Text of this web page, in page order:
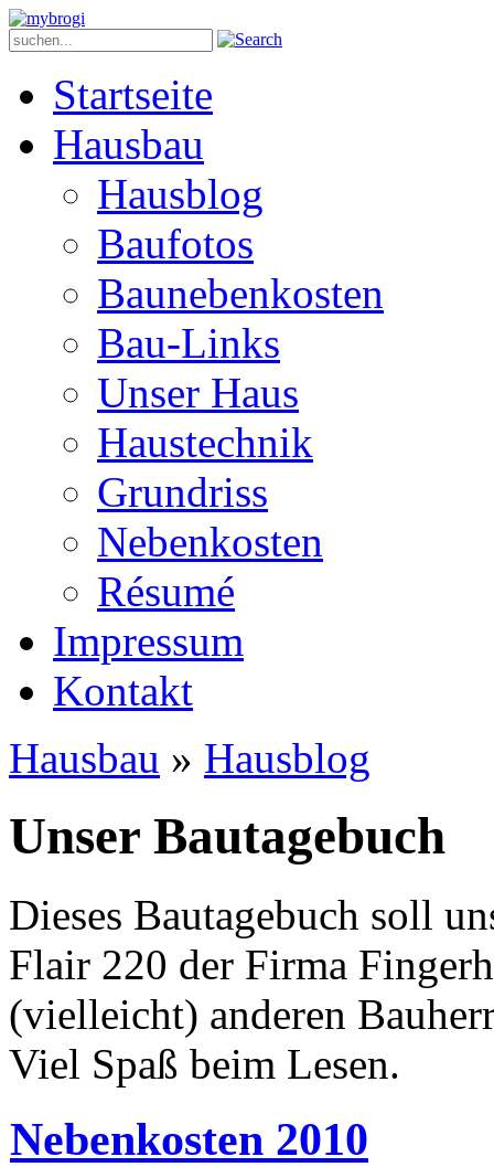
Startseite
Hausbau
Hausblog
Baufotos
Baunebenkosten
Bau-Links
Unser Haus
Haustechnik
Grundriss
Nebenkosten
Ré­su­mé
Impressum
Kontakt
Hausbau » Hausblog
Unser Bautagebuch
Dieses Bautagebuch soll
Flair 220 der Firma
(vielleicht) anderen
Viel Spaß beim Lesen.
Nebenkosten 2010